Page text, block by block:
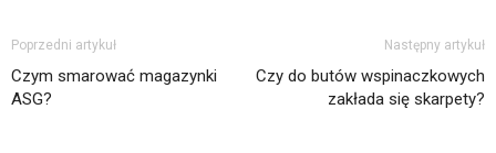
Poprzedni artykuł
Czym smarować magazynki
ASG?
Następny artykuł
Czy do butów wspinaczkowych
zakłada się skarpety?